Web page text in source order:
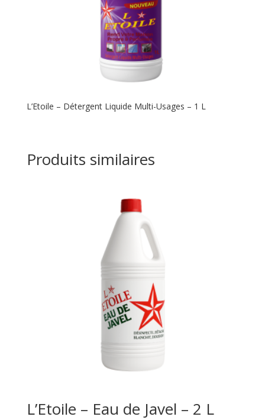
L’Etoile – Détergent Liquide Multi-Usages – 1 L
Produits similaires
L’Etoile – Eau de Javel – 2 L